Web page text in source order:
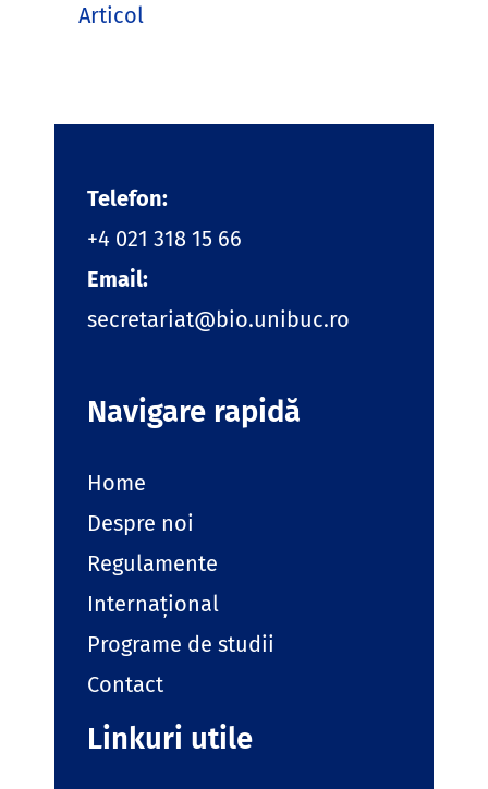
Articol
Telefon:
+4 021 318 15 66
Email:
secretariat@bio.unibuc.ro
Navigare rapidă
Home
Despre noi
Regulamente
Internațional
Programe de studii
Contact
Linkuri utile